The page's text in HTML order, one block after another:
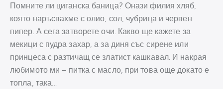
Помните ли циганска баница? Онази филия хляб,
която наръсвахме с олио, сол, чубрица и червен
пипер. А сега затворете очи. Какво ще кажете за
мекици с пудра захар, а за диня със сирене или
принцеса с разтичащ се златист кашкавал. И накрая
любимото ми – питка с масло, при това още докато е
топла, така…